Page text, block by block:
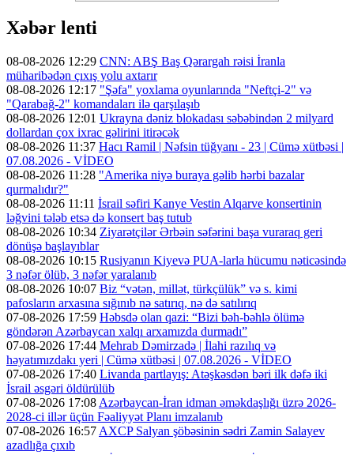
Xəbər lenti
08-08-2026 12:29 CNN: ABŞ Baş Qərargah rəisi İranla
müharibədən çıxış yolu axtarır
08-08-2026 12:17 "Şəfa" yoxlama oyunlarında "Neftçi-2" və
"Qarabağ-2" komandaları ilə qarşılaşıb
08-08-2026 12:01 Ukrayna dəniz blokadası səbəbindən 2 milyard
dollardan çox ixrac gəlirini itirəcək
08-08-2026 11:37 Hacı Ramil | Nəfsin tüğyanı - 23 | Cümə xütbəsi |
07.08.2026 - VİDEO
08-08-2026 11:28 "Amerika niyə buraya gəlib hərbi bazalar
qurmalıdır?"
08-08-2026 11:11 İsrail səfiri Kanye Vestin Alqarve konsertinin
ləğvini tələb etsə də konsert baş tutub
08-08-2026 10:34 Ziyarətçilər Ərbəin səfərini başa vuraraq geri
dönüşə başlayıblar
08-08-2026 10:15 Rusiyanın Kiyevə PUA-larla hücumu nəticəsində
3 nəfər ölüb, 3 nəfər yaralanıb
08-08-2026 10:07 Biz “vətən, millət, türkçülük” və s. kimi
pafosların arxasına sığınıb nə satırıq, nə də satılırıq
07-08-2026 17:59 Həbsdə olan qazi: “Bizi bəh-bəhlə ölümə
göndərən Azərbaycan xalqı arxamızda durmadı”
07-08-2026 17:44 Mehrab Dəmirzadə | İlahi razılıq və
həyatımızdakı yeri | Cümə xütbəsi | 07.08.2026 - VİDEO
07-08-2026 17:40 Livanda partlayış: Atəşkəsdən bəri ilk dəfə iki
İsrail əsgəri öldürülüb
07-08-2026 17:08 Azərbaycan-İran idman əməkdaşlığı üzrə 2026-
2028-ci illər üçün Fəaliyyət Planı imzalanıb
07-08-2026 16:57 AXCP Salyan şöbəsinin sədri Zamin Salayev
azadlığa çıxıb